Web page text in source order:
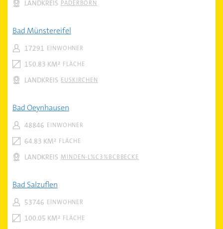
PADERBORN
LANDKREIS
Bad Münstereifel
EINWOHNER
17291
FLÄCHE
150.83 KM²
EUSKIRCHEN
LANDKREIS
Bad Oeynhausen
EINWOHNER
48846
FLÄCHE
64.83 KM²
MINDEN-L%C3%BCBBECKE
LANDKREIS
Bad Salzuflen
EINWOHNER
53746
FLÄCHE
100.05 KM²